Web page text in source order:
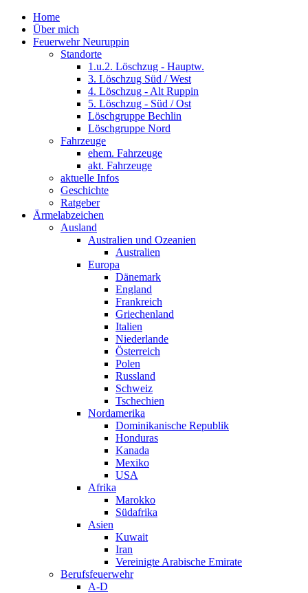
Home
Über mich
Feuerwehr Neuruppin
Standorte
1.u.2. Löschzug - Hauptw.
3. Löschzug Süd / West
4. Löschzug - Alt Ruppin
5. Löschzug - Süd / Ost
Löschgruppe Bechlin
Löschgruppe Nord
Fahrzeuge
ehem. Fahrzeuge
akt. Fahrzeuge
aktuelle Infos
Geschichte
Ratgeber
Ärmelabzeichen
Ausland
Australien und Ozeanien
Australien
Europa
Dänemark
England
Frankreich
Griechenland
Italien
Niederlande
Österreich
Polen
Russland
Schweiz
Tschechien
Nordamerika
Dominikanische Republik
Honduras
Kanada
Mexiko
USA
Afrika
Marokko
Südafrika
Asien
Kuwait
Iran
Vereinigte Arabische Emirate
Berufsfeuerwehr
A-D